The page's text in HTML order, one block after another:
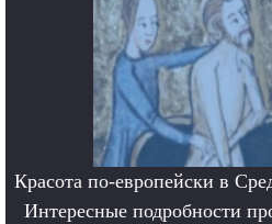
Красота по-европейски в
Интересные подробности